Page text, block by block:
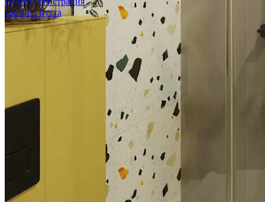
корзина пуста